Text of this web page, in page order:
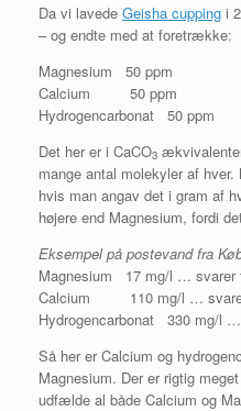
Da vi lavede Geisha cupping i
– og endte med at foretrække:
Magnesium 50 ppm
Calcium 50 ppm
Hydrogencarbonat 50 ppm
Det her er i CaCO3
mange antal molekyler af
hvis man angav det i gram af
højere end Magnesium, fordi
Eksempel på postevand fra
Magnesium 17 mg/l … svarer
Calcium 110 mg/l … svarer
Hydrogencarbonat 330 mg/l
Så her er Calcium og
Magnesium. Der er rigtig
udfælde al både Calcium og